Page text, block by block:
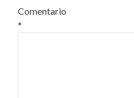
Comentario
*